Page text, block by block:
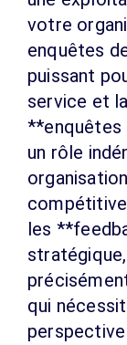
votre
enquêtes
puissant
service et
un rôle
les
qui